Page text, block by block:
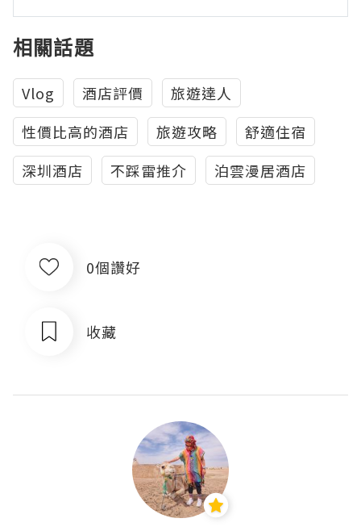
相關話題
Vlog 酒店評價
旅遊達人
性價比高的酒店
旅遊攻略
舒適住宿
深圳酒店
不踩雷推介 泊雲漫居酒店
0個讚好
收藏